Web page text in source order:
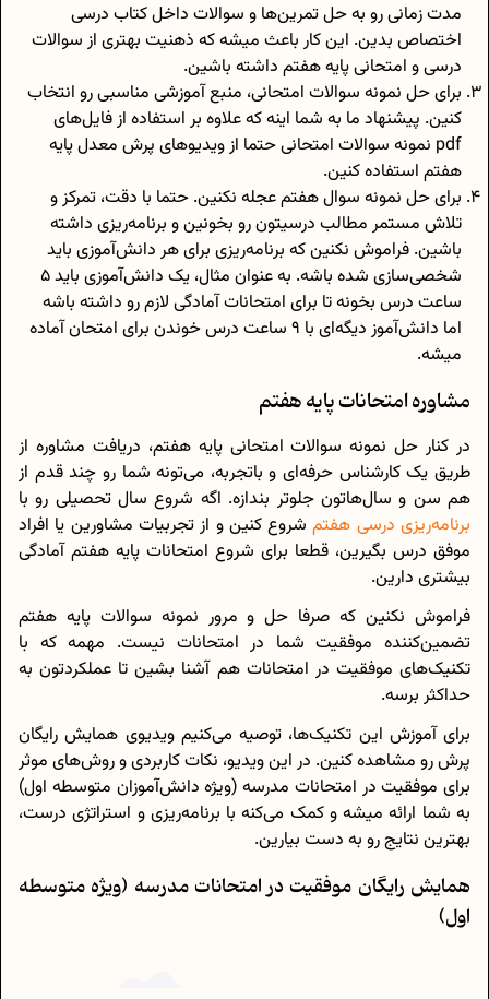
مدت زمانی رو به حل تمرین‌ها و سوالات داخل کتاب درسی
اختصاص بدین. این کار باعث میشه که ذهنیت بهتری از سوالات
درسی و امتحانی پایه هفتم داشته باشین.
برای حل نمونه سوالات امتحانی، منبع آموزشی مناسبی رو انتخاب
کنین. پیشنهاد ما به شما اینه که علاوه بر استفاده از فایل‌های
pdf نمونه سوالات امتحانی حتما از ویدیوهای
پرش معدل پایه
هفتم استفاده کنین.
برای حل نمونه سوال هفتم عجله نکنین. حتما با دقت، تمرکز و
تلاش مستمر مطالب درسیتون رو بخونین و برنامه‌ریزی داشته
باشین. فراموش نکنین که برنامه‌ریزی برای هر دانش‌آموزی باید
شخصی‌سازی شده باشه. به عنوان مثال، یک دانش‌آموزی باید 5
ساعت درس بخونه تا برای امتحانات آمادگی لازم رو داشته باشه
اما دانش‌آموز دیگه‌ای با 9 ساعت درس خوندن برای امتحان آماده
میشه.
مشاوره امتحانات پایه هفتم
در کنار حل نمونه سوالات امتحانی پایه هفتم، دریافت مشاوره از
طریق یک کارشناس حرفه‌ای و باتجربه، می‌تونه شما رو چند قدم از
هم سن و سال‌هاتون جلوتر بندازه. اگه شروع سال تحصیلی رو با
برنامه‌ریزی درسی هفتمشروع کنین و از تجربیات مشاورین یا افراد
موفق درس بگیرین، قطعا برای شروع امتحانات پایه هفتم آمادگی
بیشتری دارین.
فراموش نکنین که صرفا حل و مرور نمونه سوالات پایه هفتم
تضمین‌کننده موفقیت شما در امتحانات نیست. مهمه که با
تکنیک‌های موفقیت در امتحانات هم آشنا بشین تا عملکردتون به
حداکثر برسه.
برای آموزش این تکنیک‌ها، توصیه می‌کنیم ویدیوی همایش رایگان
پرش رو مشاهده کنین. در این ویدیو، نکات کاربردی و روش‌های موثر
برای موفقیت در امتحانات مدرسه (ویژه دانش‌آموزان متوسطه اول)
به شما ارائه میشه و کمک می‌کنه با برنامه‌ریزی و استراتژی درست،
بهترین نتایج رو به دست بیارین.
همایش رایگان موفقیت در امتحانات مدرسه (ویژه متوسطه
اول)